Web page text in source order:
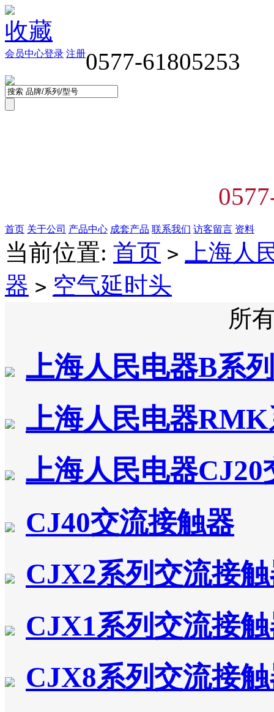
收藏
0577-61805253
登录 注册
会员中心
首页 关于公司 产品中心 成套产品 联系我们 访客留言 资料
当前位置: 首页 >
上海人
器 > 空气延时头
所
上海人民电器B系
上海人民电器
上海人民电器CJ20
CJ40交流接触器
CJX2系列交流接
CJX1系列交流接
CJX8系列交流接